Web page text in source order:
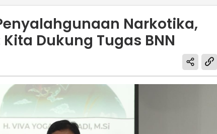
Narkotika,
Dukung Tugas BNN